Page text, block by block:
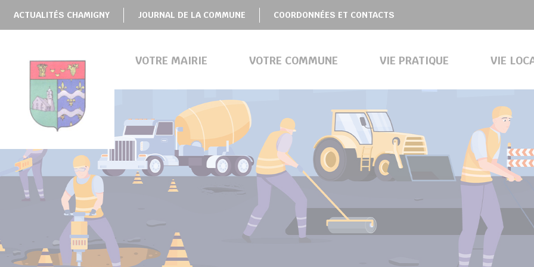
( VOTRE MAIRIE )
( VOTRE COMMUNE )
( VIE PRATIQUE )
ACTUALITÉS CHAMIGNY JOURNAL DE LA COMMUNE COORDONNÉES ET CONTACTS
VOTRE MAIRIE VOTRE COMMUNE VIE PRATIQUE VIE
Panneau de gestion des cookies